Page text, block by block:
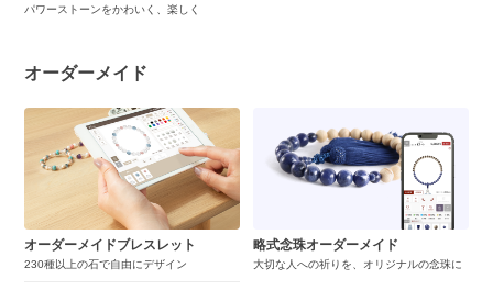
パワーストーンをかわいく、楽しく
オーダーメイド
オーダーメイドブレスレット
230種以上の石で自由にデザイン
略式念珠オーダーメイド
大切な人への祈りを、オリジナルの念珠に